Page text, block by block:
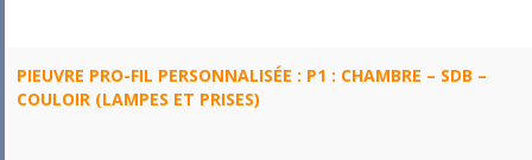
PIEUVRE PRO-FIL PERSONNALISÉE : P1 : CHAMBRE – SDB –
COULOIR (LAMPES ET PRISES)